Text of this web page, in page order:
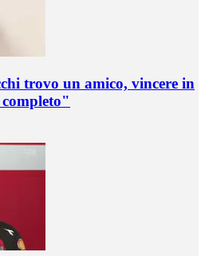
trovo un amico, vincere in